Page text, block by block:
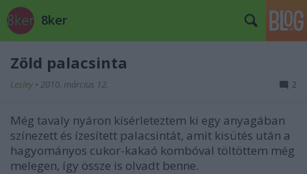
8ker
Zöld palacsinta
Lesley • 2010. március 12. 2
Még tavaly nyáron kísérleteztem ki egy anyagában
színezett és ízesített palacsintát, amit kisütés után a
hagyományos cukor-kakaó kombóval töltöttem még
melegen, így össze is olvadt benne.